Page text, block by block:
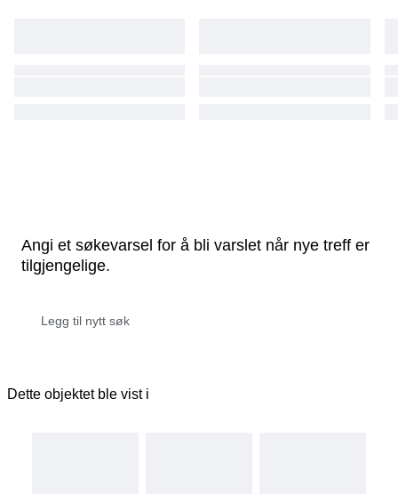
Angi et søkevarsel for å bli varslet når nye treff er
tilgjengelige.
Dette objektet ble vist i